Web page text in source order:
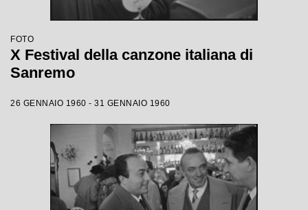
FOTO
X Festival della canzone italiana di
Sanremo
26 GENNAIO 1960 - 31 GENNAIO 1960